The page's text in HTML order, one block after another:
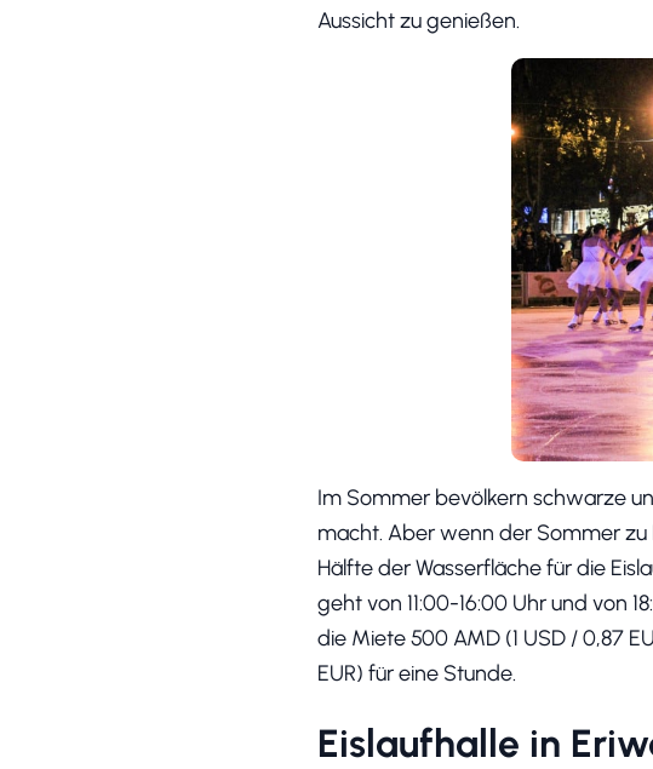
Aussicht zu genießen.
Im Sommer bevölkern schwarze
macht. Aber wenn der Sommer
Hälfte der Wasserfläche für die
geht von 11:00-16:00 Uhr und von
die Miete 500 AMD (1 USD / 0,87
EUR) für eine Stunde.
Eislaufhalle in